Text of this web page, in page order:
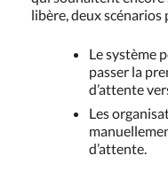
libère, deux
Le système
passer la
d’attente
Les
d’attente.